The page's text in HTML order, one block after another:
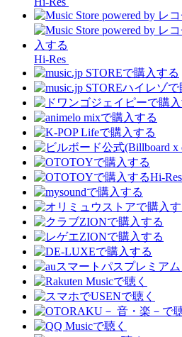
Hi-Res
Hi-Res